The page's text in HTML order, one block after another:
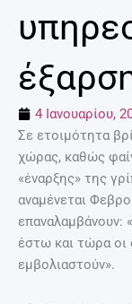
4 Ιανουαρίου,
Σε ετοιμότητα
χώρας, καθώς
«έναρξης» της
αναμένεται
επαναλαμβάνουν:
έστω και τώρα οι
εμβολιαστούν».